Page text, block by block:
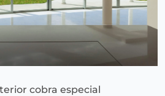
cobra especial